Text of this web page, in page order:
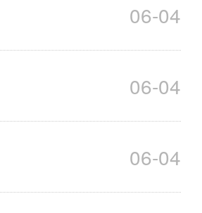
06-04
06-04
06-04